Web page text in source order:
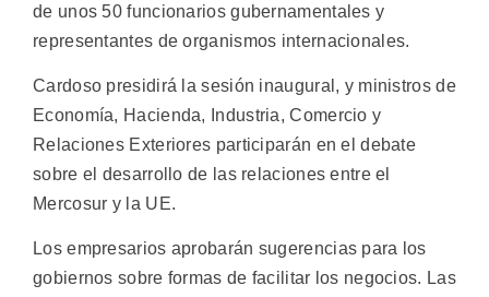
de unos 50 funcionarios gubernamentales y
representantes de organismos internacionales.
Cardoso presidirá la sesión inaugural, y ministros de
Economía, Hacienda, Industria, Comercio y
Relaciones Exteriores participarán en el debate
sobre el desarrollo de las relaciones entre el
Mercosur y la UE.
Los empresarios aprobarán sugerencias para los
gobiernos sobre formas de facilitar los negocios. Las